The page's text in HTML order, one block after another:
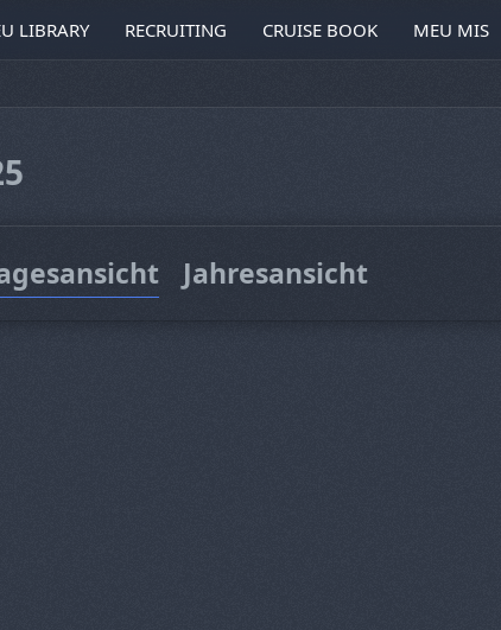
LIBRARY RECRUITING CRUISE BOOK MEU MIS
Jahresansicht